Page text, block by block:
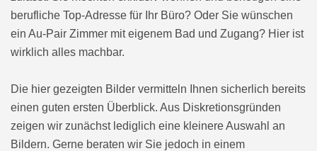
berufliche Top-Adresse für Ihr Büro? Oder Sie wünschen
ein Au-Pair Zimmer mit eigenem Bad und Zugang? Hier ist
wirklich alles machbar.
Die hier gezeigten Bilder vermitteln Ihnen sicherlich bereits
einen guten ersten Überblick. Aus Diskretionsgründen
zeigen wir zunächst lediglich eine kleinere Auswahl an
Bildern. Gerne beraten wir Sie jedoch in einem